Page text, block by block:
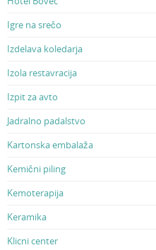
Igre na srečo
Izdelava koledarja
Izola restavracija
Izpit za avto
Jadralno padalstvo
Kartonska embalaža
Kemični piling
Kemoterapija
Keramika
Klicni center